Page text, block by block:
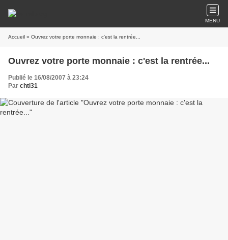
MENU
Accueil » Ouvrez votre porte monnaie : c'est la rentrée...
Ouvrez votre porte monnaie : c'est la rentrée...
Publié le 16/08/2007 à 23:24
Par chti31